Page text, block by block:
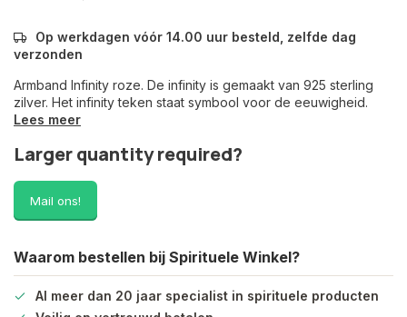
Op werkdagen vóór 14.00 uur besteld, zelfde dag
verzonden
Armband Infinity roze. De infinity is gemaakt van 925 sterling
zilver. Het infinity teken staat symbool voor de eeuwigheid.
Lees meer
Larger quantity required?
Mail ons!
Waarom bestellen bij Spirituele Winkel?
Al meer dan 20 jaar specialist in spirituele producten